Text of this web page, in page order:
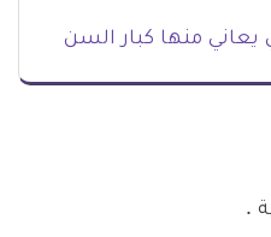
يعاني منها كبار السن
.